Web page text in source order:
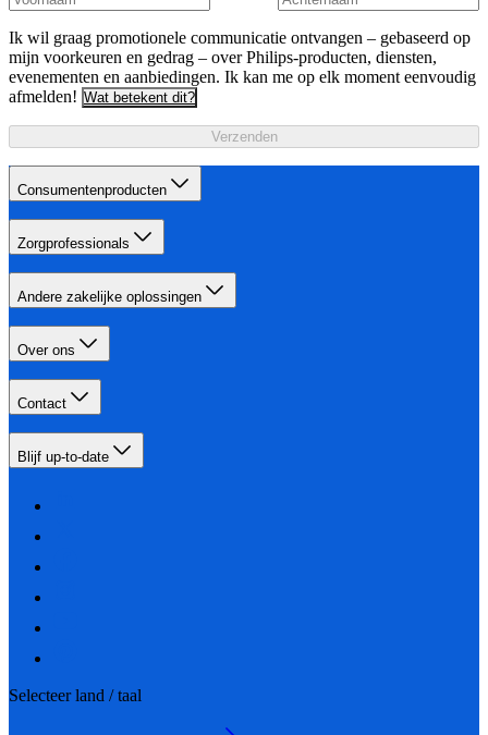
Ik wil graag promotionele communicatie ontvangen – gebaseerd op
mijn voorkeuren en gedrag – over Philips-producten, diensten,
evenementen en aanbiedingen. Ik kan me op elk moment eenvoudig
afmelden! Wat betekent dit?
Verzenden
Consumentenproducten
Zorgprofessionals
Andere zakelijke oplossingen
Over ons
Contact
Blijf up-to-date
Selecteer land / taal